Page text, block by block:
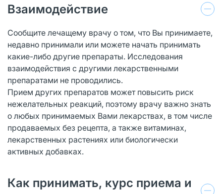
Взаимодействие
Сообщите лечащему врачу о том, что Вы принимаете,
недавно принимали или можете начать принимать
какие-либо другие препараты. Исследования
взаимодействия с другими лекарственными
препаратами не проводились.
Прием других препаратов может повысить риск
нежелательных реакций, поэтому врачу важно знать
о любых принимаемых Вами лекарствах, в том числе
продаваемых без рецепта, а также витаминах,
лекарственных растениях или биологически
активных добавках.
Как принимать, курс приема и